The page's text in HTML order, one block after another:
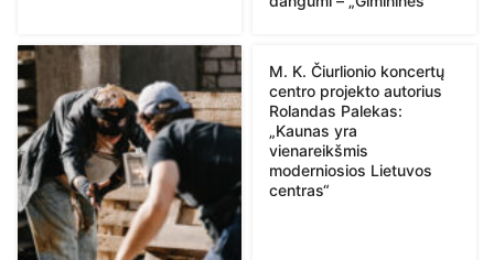
M. K. Čiurlionio koncertų
centro projekto autorius
Rolandas Palekas:
„Kaunas yra
vienareikšmis
moderniosios Lietuvos
centras“